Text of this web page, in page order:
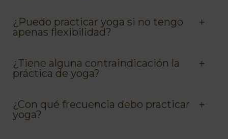
¿Puedo practicar yoga si no tengo
apenas flexibilidad?
¿Tiene alguna contraindicación la
práctica de yoga?
¿Con qué frecuencia debo practicar
yoga?